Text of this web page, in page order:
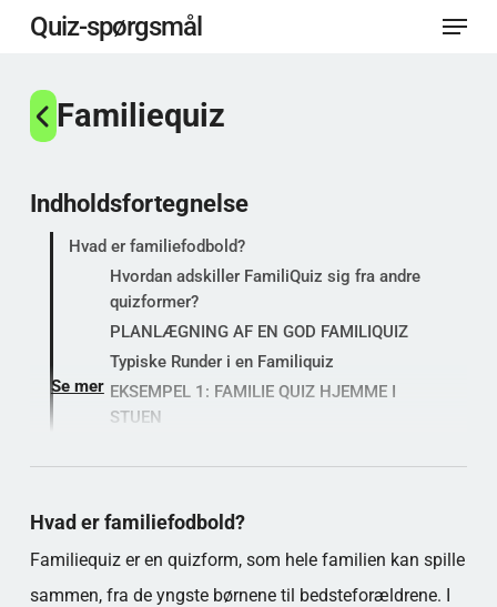
Spring
hovedindhold
Quiz-spørgsmål Menu
Familiequiz
Hvad er familiefodbold?
Familiequiz er en quizform, som hele familien kan spille
sammen, fra de yngste børnene til bedsteforældrene. I
Indholdsfortegnelse
Hvad er familiefodbold?
Hvordan adskiller FamiliQuiz sig fra andre
quizformer?
PLANLÆGNING AF EN GOD FAMILIQUIZ
Typiske Runder i en Familiquiz
EKSEMPEL 1: FAMILIE QUIZ HJEMME I
STUEN
FAMILIQUIZ PÅ PUB, I FORENING OG
BOLIGPRODUCENT
DIGITALE LØSNINGER I FAMILIQUIZ
Se mer